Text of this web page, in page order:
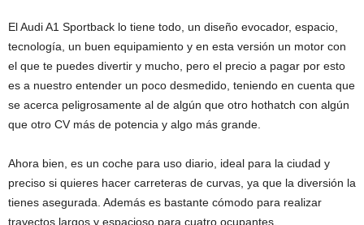
El Audi A1 Sportback lo tiene todo, un diseño evocador, espacio,
tecnología, un buen equipamiento y en esta versión un motor con
el que te puedes divertir y mucho, pero el precio a pagar por esto
es a nuestro entender un poco desmedido, teniendo en cuenta que
se acerca peligrosamente al de algún que otro hothatch con algún
que otro CV más de potencia y algo más grande.
Ahora bien, es un coche para uso diario, ideal para la ciudad y
preciso si quieres hacer carreteras de curvas, ya que la diversión la
tienes asegurada. Además es bastante cómodo para realizar
trayectos largos y espacioso para cuatro ocupantes.